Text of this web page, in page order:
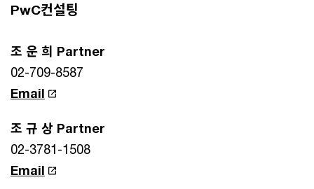
PwC컨설팅
조 운 희 Partner
02-709-8587
Email
조 규 상 Partner
02-3781-1508
Email